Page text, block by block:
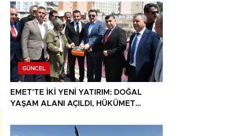
GÜNCEL
EMET’TE İKİ YENİ YATIRIM: DOĞAL
YAŞAM ALANI AÇILDI, HÜKÜMET